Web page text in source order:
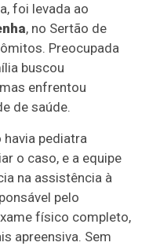
foi levada ao
, no Sertão de
Preocupada
buscou
enfrentou
de saúde.
pediatra
o caso, e a equipe
na assistência à
pelo
físico completo,
apreensiva. Sem